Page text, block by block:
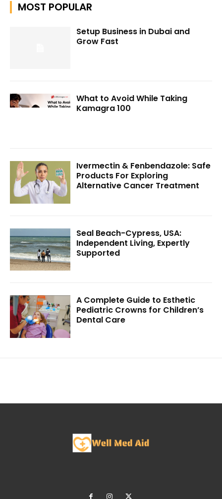
MOST POPULAR
Setup Business in Dubai and
Grow Fast
What to Avoid While Taking
Kamagra 100
Ivermectin & Fenbendazole: Safe
Products For Exploring
Alternative Cancer Treatment
Seal Beach-Cypress, USA:
Independent Living, Expertly
Supported
A Complete Guide to Esthetic
Pediatric Crowns for Children’s
Dental Care